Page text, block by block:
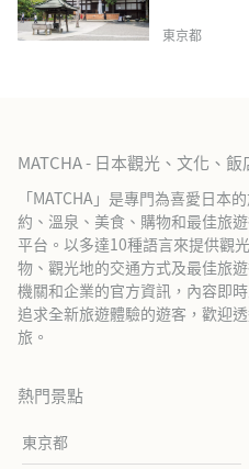
東京都
MATCHA - 日本觀光、文化、
「MATCHA」是專門為喜愛日本
約、溫泉、美食、購物和最佳旅
平台。以多達10種語言來提供觀
物、觀光地的交通方式及最佳旅
機關和企業的官方資訊，內容即
追求全新旅遊體驗的遊客，歡迎
旅。
熱門景點
東京都